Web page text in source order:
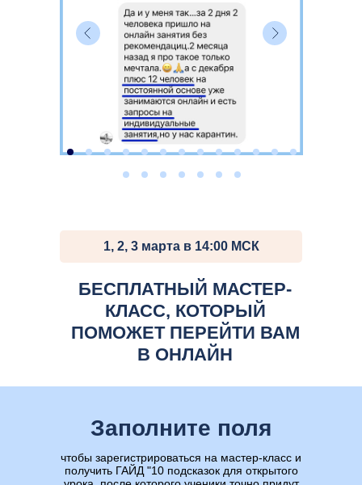
1, 2, 3 марта в 14:00 МСК
БЕСПЛАТНЫЙ МАСТЕР-
КЛАСС, КОТОРЫЙ
ПОМОЖЕТ ПЕРЕЙТИ ВАМ
В ОНЛАЙН
Заполните поля
чтобы зарегистрироваться на мастер-класс и
получить ГАЙД "10 подсказок для открытого